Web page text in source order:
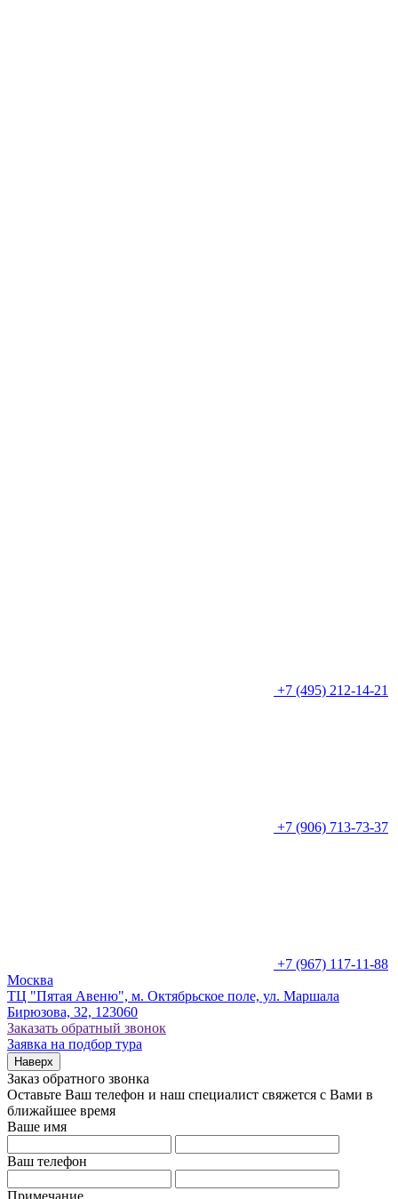
+7 (495) 212-14-21
+7 (906) 713-73-37
+7 (967) 117-11-88
Москва
ТЦ "Пятая Авеню", м. Октябрьское поле, ул. Маршала
Бирюзова, 32, 123060
Заказать обратный звонок
Заявка на подбор тура
Наверх
Заказ обратного звонка
Оставьте Ваш телефон и наш специалист свяжется с Вами в
ближайшее время
Ваше имя
Ваш телефон
Примечание